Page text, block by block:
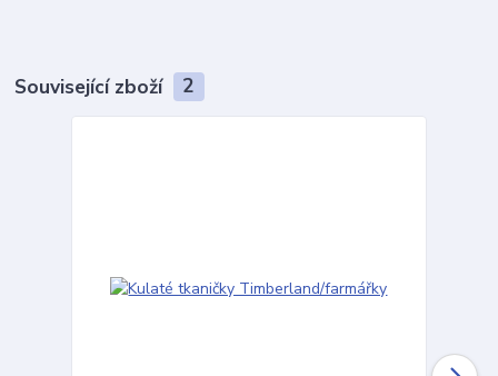
Související zboží 2